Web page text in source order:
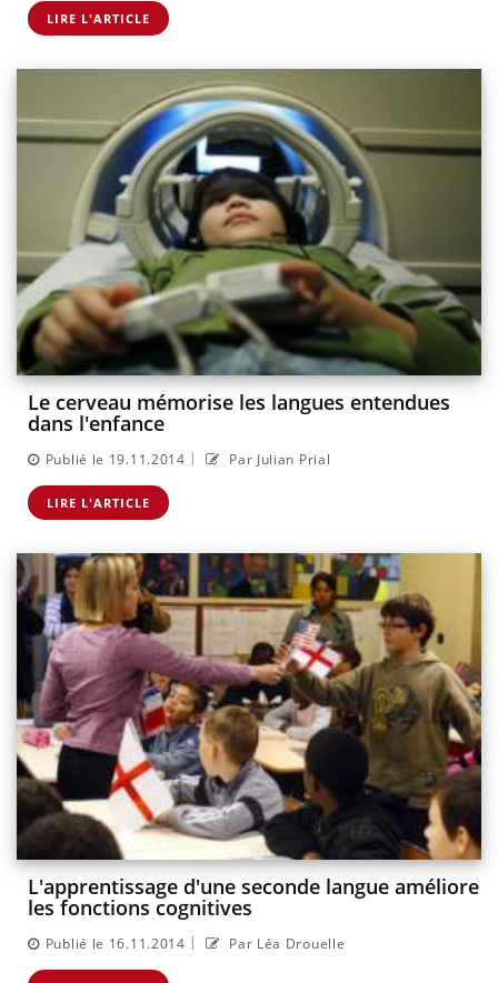
LIRE L'ARTICLE
Le cerveau mémorise les langues entendues
dans l'enfance
Publié le 19.11.2014 | Par Julian Prial
LIRE L'ARTICLE
L'apprentissage d'une seconde langue améliore
les fonctions cognitives
Publié le 16.11.2014 | Par Léa Drouelle